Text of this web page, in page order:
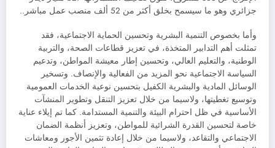
جزائري وهو ما سيسمح بخلق أكثر من 52 ألف منصب عمل مباشر..
وأما بخصوص التنمية البشرية وتحسين الحماية الاجتماعية، فقد
تمثلت أهم التدابير المتخذة، في تعزيز قطاعات الصحة، والتربية
الوطنية، والتعليم العالي، وتحسين إطار معيشة المواطن، وتدعيم
السياسة الاجتماعية نحو المزيد من الفعالية والإنصاف. وتسخير
الوسائل المادية والبشرية الكفيل بتحسين نوعية الخدمات العمومية
وتوسيع تغطيتها، ولاسيما من خلال تعزيز التنقل وتطوير المنشآت
الأساسية في ظل احترام البيئة والتنمية المستدامة. كما تم إيلاء عناية
خاصة لتحسين القدرة الشرائية للمواطن، وتعزيز أنظمة الضمان
الاجتماعي والتقاعد، ولاسيما من خلال إعادة تثمين الأجور ومعاشات